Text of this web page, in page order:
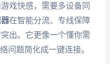
戏快感，需要多设备同
在智能分流、专线保障
出。它更像一个懂你需
问题简化成一键连接。